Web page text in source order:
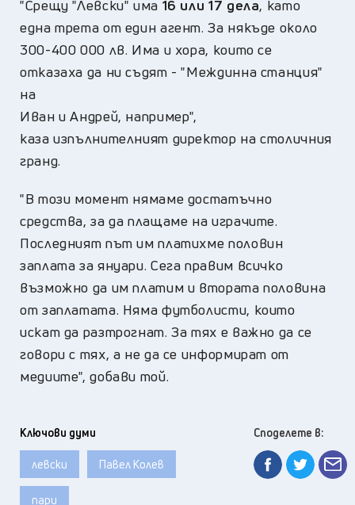
"Срещу "Левски" има 16 или 17 дела, като
една трета от един агент. За някъде около
300-400 000 лв. Има и хора, които се
отказаха да ни съдят - "Междинна станция"
на
Иван и Андрей, например",
каза изпълнителният директор на столичния
гранд.
"В този момент нямаме достатъчно
средства, за да плащаме на играчите.
Последният път им платихме половин
заплата за януари. Сега правим всичко
възможно да им платим и втората половина
от заплатата. Няма футболисти, които
искат да разтрогнат. За тях е важно да се
говори с тях, а не да се информират от
медиите", добави той.
Ключови думи
левски Павел Колев
пари
Споделете в: